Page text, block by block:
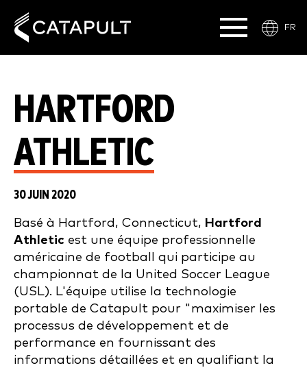
FR
HARTFORD
ATHLETIC
30 JUIN 2020
Basé à Hartford, Connecticut, Hartford
Athletic est une équipe professionnelle
américaine de football qui participe au
championnat de la United Soccer League
(USL). L'équipe utilise la technologie
portable de Catapult pour "maximiser les
processus de développement et de
performance en fournissant des
informations détaillées et en qualifiant la